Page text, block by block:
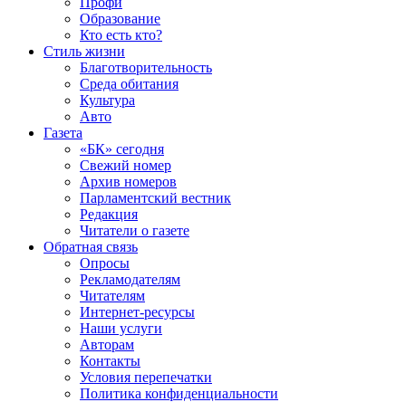
Образование
Кто есть кто?
Стиль жизни
Благотворительность
Среда обитания
Культура
Авто
Газета
«БК» сегодня
Свежий номер
Архив номеров
Парламентский вестник
Редакция
Читатели о газете
Обратная связь
Опросы
Рекламодателям
Читателям
Интернет-ресурсы
Наши услуги
Авторам
Контакты
Условия перепечатки
Политика конфиденциальности